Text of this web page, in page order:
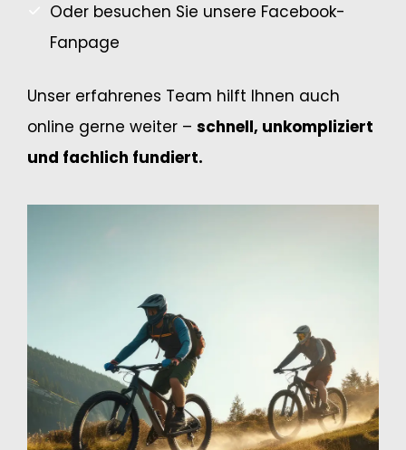
Oder besuchen Sie unsere Facebook-
Fanpage
Unser erfahrenes Team hilft Ihnen auch
online gerne weiter – schnell, unkompliziert
und fachlich fundiert.